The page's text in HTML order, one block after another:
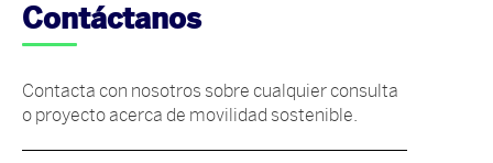
Contáctanos
Contacta con nosotros sobre cualquier consulta
o proyecto acerca de movilidad sostenible.